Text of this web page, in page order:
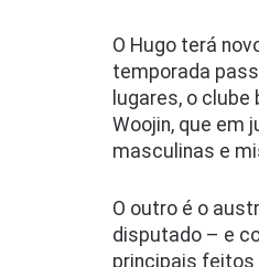
O Hugo terá
temporada
lugares, o
Woojin, que em
masculinas e
O outro é o
disputado – e
principais feitos